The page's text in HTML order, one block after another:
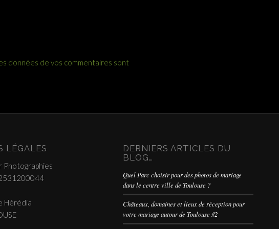
données de vos commentaires sont
LÉGALES
Photographies
Hérédia
DERNIERS ARTICLES DU
BLOG…
Quel Parc choisir pour des photos de mariage
dans le centre ville de Toulouse ?
Châteaux, domaines et lieux de réception pour
votre mariage autour de Toulouse #2